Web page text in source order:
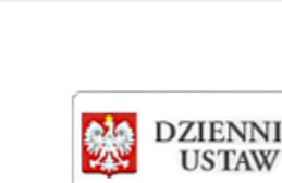
oraz XXXV Rajd
Invalid date